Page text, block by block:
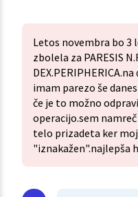
Letos novembra bo 3
zbolela za PARESIS
imam parezo še
če je to možno
operacijo.sem
telo prizadeta ker
"iznakažen".najlepša